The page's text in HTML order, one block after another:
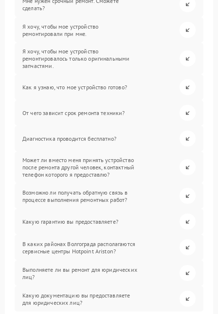
сделать?
Я хочу, чтобы мое устройство
ремонтировали при мне.
Я хочу, чтобы мое устройство
ремонтировалось только оригинальными
запчастями.
Как я узнаю, что мое устройство готово?
От чего зависит срок ремонта техники?
Диагностика проводится бесплатно?
Может ли вместо меня принять устройство
после ремонта другой человек, контактный
телефон которого я предоставлю?
Возможно ли получать обратную связь в
процессе выполнения ремонтных работ?
Какую гарантию вы предоставляете?
В каких районах Волгограда располагаются
сервисные центры Hotpoint Ariston?
Выполняете ли вы ремонт для юридических
лиц?
Какую документацию вы предоставляете
для юридических лиц?